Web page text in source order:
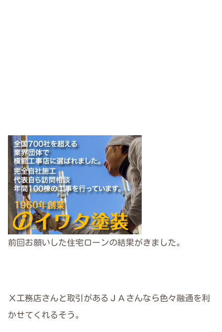
前回お願いした住宅ローンの結果がきました。
Ｘ工務店さんと取引があるＪＡさんなら色々融通を利
かせてくれるそう。